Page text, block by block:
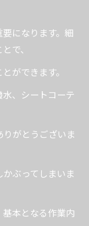
になります。細
で、
ができます。
、シートコーテ
がとうございま
ぶってしまいま
本となる作業内